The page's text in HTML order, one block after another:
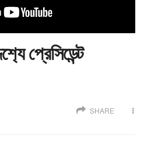
প্রেসিডেন্ট
SHARE